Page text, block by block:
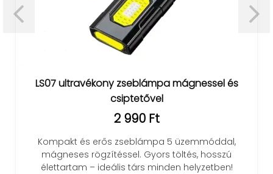
LS07 ultravékony zseblámpa mágnessel és
csiptetővel
2 990 Ft
Kompakt és erős zseblámpa 5 üzemmóddal,
mágneses rögzítéssel. Gyors töltés, hosszú
élettartam – ideális társ minden helyzetben!